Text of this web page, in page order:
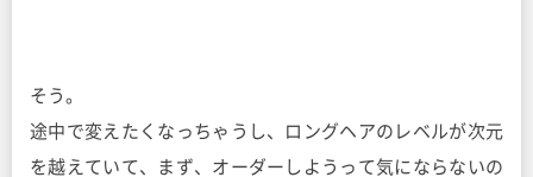
そう。
途中で変えたくなっちゃうし、ロングヘアのレベルが次元
を越えていて、まず、オーダーしようって気にならないの